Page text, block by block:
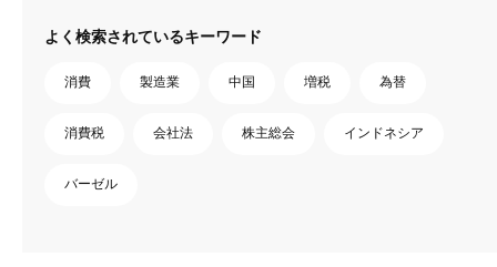
よく検索されているキーワード
消費 製造業 中国 増税 為替
消費税 会社法 株主総会 インドネシア
バーゼル